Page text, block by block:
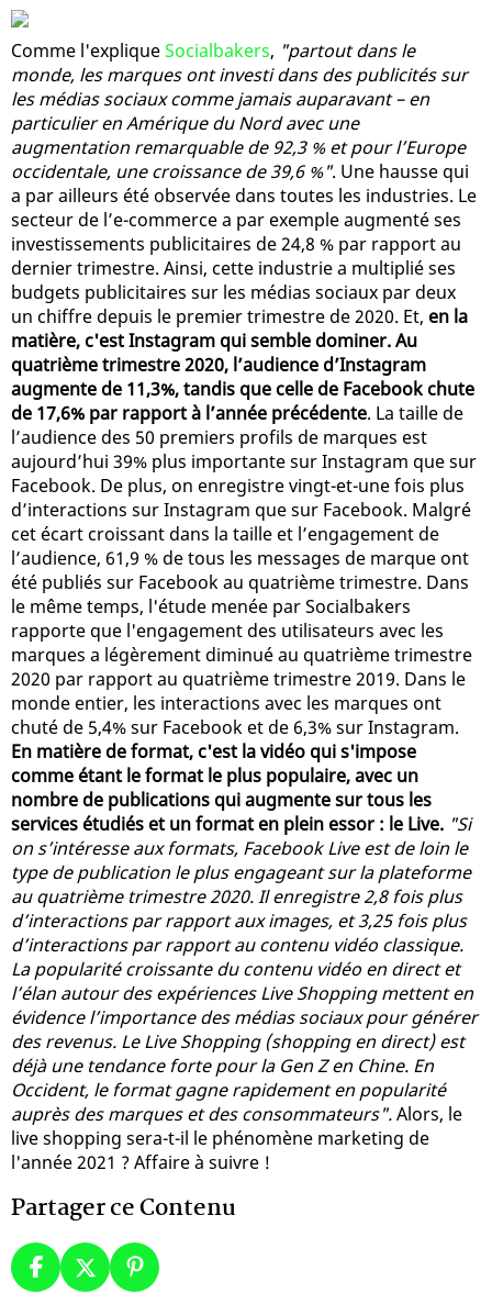
Comme l'expliqueSocialbakers, "partout dans le
monde, les marques ont investi dans des publicités sur
les médias sociaux comme jamais auparavant – en
particulier en Amérique du Nord avec une
augmentation remarquable de 92,3 % et pour l’Europe
occidentale, une croissance de 39,6 %". Une hausse qui
a par ailleurs été observée dans toutes les industries. Le
secteur de l’e-commerce a par exemple augmenté ses
investissements publicitaires de 24,8 % par rapport au
dernier trimestre. Ainsi, cette industrie a multiplié ses
budgets publicitaires sur les médias sociaux par deux
un chiffre depuis le premier trimestre de 2020. Et, en la
matière, c'est Instagram qui semble dominer. Au
quatrième trimestre 2020, l’audience d’Instagram
augmente de 11,3%, tandis que celle de Facebook chute
de 17,6% par rapport à l’année précédente. La taille de
l’audience des 50 premiers profils de marques est
aujourd’hui 39% plus importante sur Instagram que sur
Facebook. De plus, on enregistre vingt-et-une fois plus
d’interactions sur Instagram que sur Facebook. Malgré
cet écart croissant dans la taille et l’engagement de
l’audience, 61,9 % de tous les messages de marque ont
été publiés sur Facebook au quatrième trimestre. Dans
le même temps, l'étude menée par Socialbakers
rapporte que l'engagement des utilisateurs avec les
marques a légèrement diminué au quatrième trimestre
2020 par rapport au quatrième trimestre 2019. Dans le
monde entier, les interactions avec les marques ont
chuté de 5,4% sur Facebook et de 6,3% sur Instagram.
En matière de format, c'est la vidéo qui s'impose
comme étant le format le plus populaire, avec un
nombre de publications qui augmente sur tous les
services étudiés et un format en plein essor : le Live. "Si
on s’intéresse aux formats, Facebook Live est de loin le
type de publication le plus engageant sur la plateforme
au quatrième trimestre 2020. Il enregistre 2,8 fois plus
d’interactions par rapport aux images, et 3,25 fois plus
d’interactions par rapport au contenu vidéo classique.
La popularité croissante du contenu vidéo en direct et
l’élan autour des expériences Live Shopping mettent en
évidence l’importance des médias sociaux pour générer
des revenus. Le Live Shopping (shopping en direct) est
déjà une tendance forte pour la Gen Z en Chine. En
Occident, le format gagne rapidement en popularité
auprès des marques et des consommateurs".Alors, le
live shopping sera-t-il le phénomène marketing de
l'année 2021 ? Affaire à suivre !
Partager ce Contenu